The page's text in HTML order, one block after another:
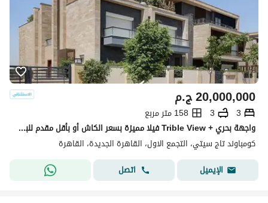
ج.م20,000,000
3
3
158 متر مربع
واجهة بحري + Trible View فيلا مميزة بسعر الكاش أو بأقل مقدم للبيع في تاج سيتي التجمع الأول بجوار جاردينيا ودقائق من شيراتون Taj City New Cairo
كومباوند تاج سيتي، التجمع الاول، القاهرة الجديدة، القاهرة
الإيميل
اتصل